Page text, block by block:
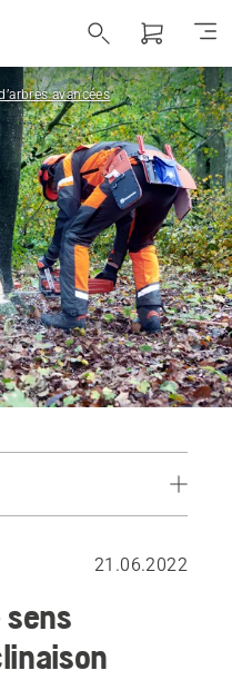
avancées
Méthode d’abattage adaptée aux grands arbres
21.06.2022
sens